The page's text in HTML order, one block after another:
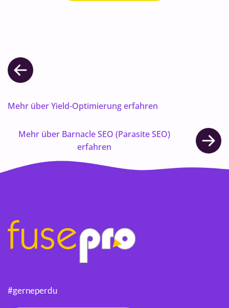
Mehr über Yield-Optimierung erfahren
Mehr über Barnacle SEO (Parasite SEO)
erfahren
#gerneperdu